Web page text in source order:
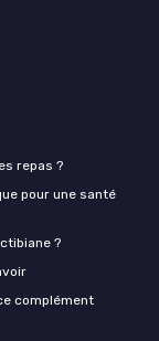
repas ?
pour une santé
?
complément